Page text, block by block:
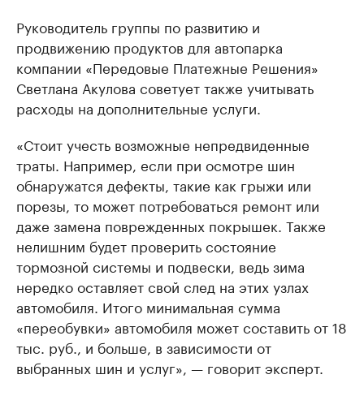
Руководитель группы по развитию и
продвижению продуктов для автопарка
компании «Передовые Платежные Решения»
Светлана Акулова советует также учитывать
расходы на дополнительные услуги.
«Стоит учесть возможные непредвиденные
траты. Например, если при осмотре шин
обнаружатся дефекты, такие как грыжи или
порезы, то может потребоваться ремонт или
даже замена поврежденных покрышек. Также
нелишним будет проверить состояние
тормозной системы и подвески, ведь зима
нередко оставляет свой след на этих узлах
автомобиля. Итого минимальная сумма
«переобувки» автомобиля может составить от 18
тыс. руб., и больше, в зависимости от
выбранных шин и услуг», — говорит эксперт.